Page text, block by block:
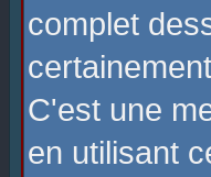
complet
C'est une
en utilisant